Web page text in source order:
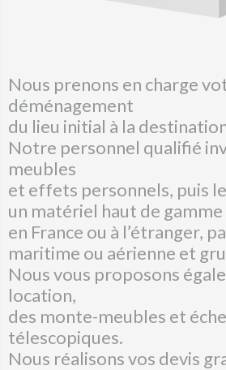
Nous prenons en charge
déménagement
du lieu initial à la
Notre personnel qualifié
meubles
et effets personnels, puis
un matériel haut de
en France ou à l’étranger,
maritime ou aérienne et
Nous vous proposons
location,
des monte-meubles et
télescopiques.
Nous réalisons vos devis